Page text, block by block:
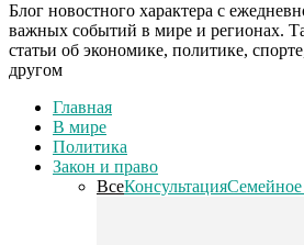
Блог новостного характера с
важных событий в мире и регионах.
статьи об экономике, политике,
другом
Главная
В мире
Политика
Закон и право
ВсеКонсультацияСемейное